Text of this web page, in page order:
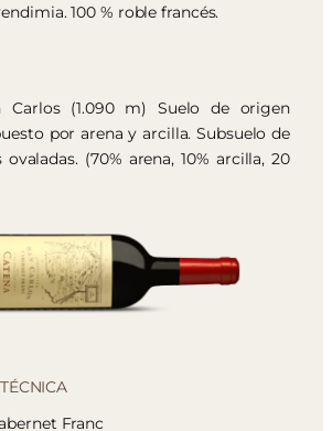
100 % roble francés.
Carlos (1.090 m) Suelo de origen
por arena y arcilla. Subsuelo de
(70% arena, 10% arcilla, 20
Franc